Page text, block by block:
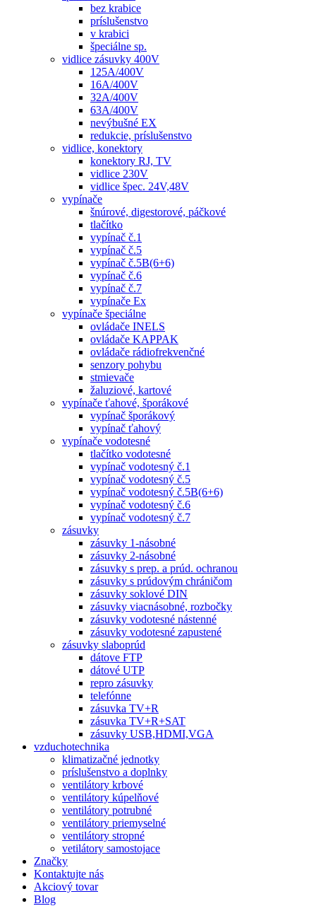
bez krabice
príslušenstvo
v krabici
špeciálne sp.
vidlice zásuvky 400V
125A/400V
16A/400V
32A/400V
63A/400V
nevýbušné EX
redukcie, príslušenstvo
vidlice, konektory
konektory RJ, TV
vidlice 230V
vidlice špec. 24V,48V
vypínače
šnúrové, digestorové, páčkové
tlačítko
vypínač č.1
vypínač č.5
vypínač č.5B(6+6)
vypínač č.6
vypínač č.7
vypínače Ex
vypínače špeciálne
ovládače INELS
ovládače KAPPAK
ovládače rádiofrekvenčné
senzory pohybu
stmievače
žaluziové, kartové
vypínače ťahové, šporákové
vypínač šporákový
vypínač ťahový
vypínače vodotesné
tlačítko vodotesné
vypínač vodotesný č.1
vypínač vodotesný č.5
vypínač vodotesný č.5B(6+6)
vypínač vodotesný č.6
vypínač vodotesný č.7
zásuvky
zásuvky 1-násobné
zásuvky 2-násobné
zásuvky s prep. a prúd. ochranou
zásuvky s prúdovým chráničom
zásuvky soklové DIN
zásuvky viacnásobné, rozbočky
zásuvky vodotesné nástenné
zásuvky vodotesné zapustené
zásuvky slaboprúd
dátove FTP
dátové UTP
repro zásuvky
telefónne
zásuvka TV+R
zásuvka TV+R+SAT
zásuvky USB,HDMI,VGA
vzduchotechnika
klimatizačné jednotky
príslušenstvo a doplnky
ventilátory krbové
ventilátory kúpelňové
ventilátory potrubné
ventilátory priemyselné
ventilátory stropné
vetilátory samostojace
Značky
Kontaktujte nás
Akciový tovar
Blog